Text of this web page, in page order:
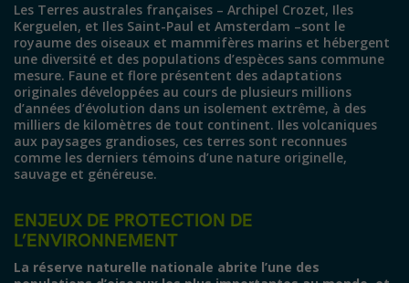
Les Terres australes françaises – Archipel Crozet, Iles
Kerguelen, et Iles Saint-Paul et Amsterdam –sont le
royaume des oiseaux et mammifères marins et hébergent
une diversité et des populations d’espèces sans commune
mesure. Faune et flore présentent des adaptations
originales développées au cours de plusieurs millions
d’années d’évolution dans un isolement extrême, à des
milliers de kilomètres de tout continent. Iles volcaniques
aux paysages grandioses, ces terres sont reconnues
comme les derniers témoins d’une nature originelle,
sauvage et généreuse.
ENJEUX DE PROTECTION DE
L’ENVIRONNEMENT
La réserve naturelle nationale abrite l’une des